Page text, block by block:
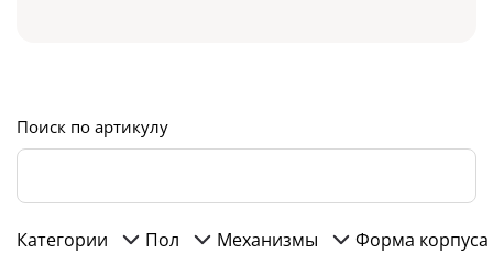
Поиск по артикулу
Категории Пол Механизмы Форма корпуса